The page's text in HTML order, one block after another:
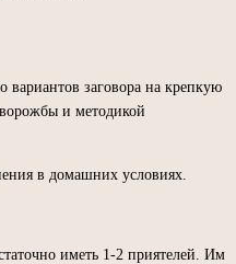
вариантов заговора на крепкую
и методикой
в домашних условиях.
иметь 1-2 приятелей. Им